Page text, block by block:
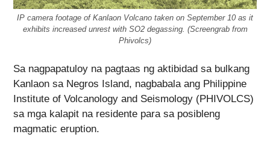
IP camera footage of Kanlaon Volcano taken on September 10 as it
exhibits increased unrest with SO2 degassing. (Screengrab from
Phivolcs)
Sa nagpapatuloy na pagtaas ng aktibidad sa bulkang
Kanlaon sa Negros Island, nagbabala ang Philippine
Institute of Volcanology and Seismology (PHIVOLCS)
sa mga kalapit na residente para sa posibleng
magmatic eruption.